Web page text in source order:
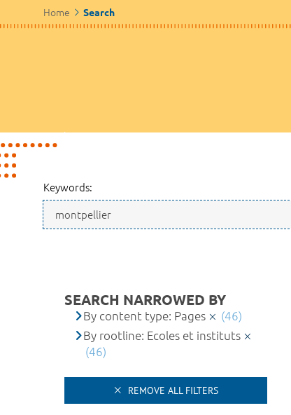
Home Search
Keywords:
SEARCH NARROWED BY
By content type: Pages
(46)
By rootline: Ecoles et instituts
(46)
REMOVE ALL FILTERS